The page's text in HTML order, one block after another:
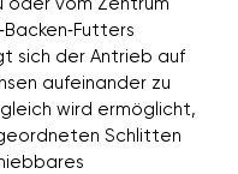
sich der Antrieb auf
aufeinander zu
wird ermöglicht,
Schlitten